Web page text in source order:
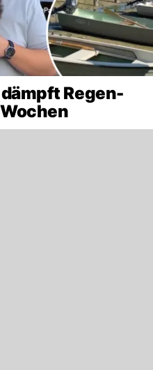
Regen-